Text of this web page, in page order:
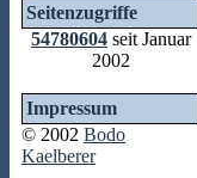
Seitenzugriffe
54780604 seit Januar
2002
Impressum
© 2002 Bodo
Kaelberer